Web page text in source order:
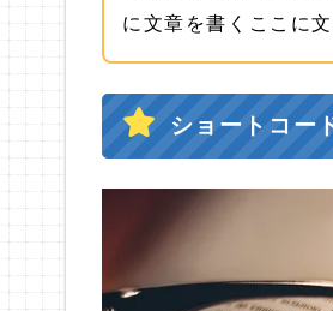
に文章を書くここに
ショートコー